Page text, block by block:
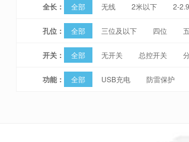
全长： 全部 无线 2米以下 2-
孔位： 全部 三位及以下 四位
开关： 全部 无开关 总控开关
功能： 全部 USB充电 防雷保护